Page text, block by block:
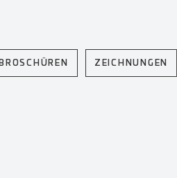
ZEICHNUNGEN